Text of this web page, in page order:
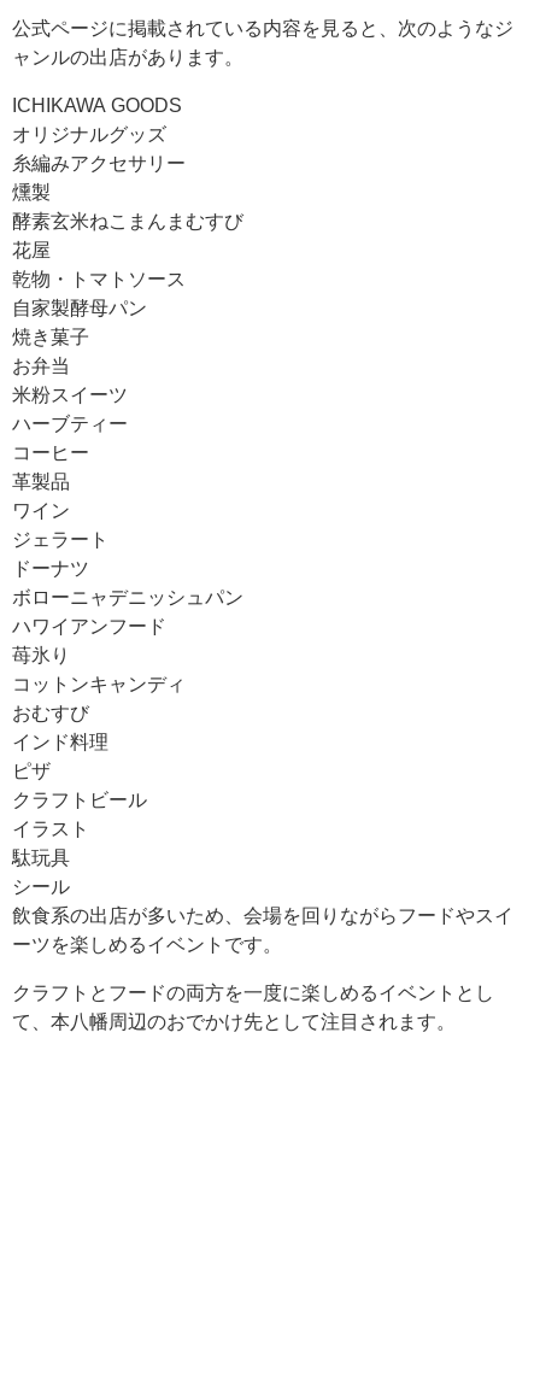
公式ページに掲載されている内容を見ると、次のようなジ
ャンルの出店があります。
ICHIKAWA GOODS
オリジナルグッズ
糸編みアクセサリー
燻製
酵素玄米ねこまんまむすび
花屋
乾物・トマトソース
自家製酵母パン
焼き菓子
お弁当
米粉スイーツ
ハーブティー
コーヒー
革製品
ワイン
ジェラート
ドーナツ
ボローニャデニッシュパン
ハワイアンフード
苺氷り
コットンキャンディ
おむすび
インド料理
ピザ
クラフトビール
イラスト
駄玩具
シール
飲食系の出店が多いため、会場を回りながらフードやスイ
ーツを楽しめるイベントです。
クラフトとフードの両方を一度に楽しめるイベントとし
て、本八幡周辺のおでかけ先として注目されます。